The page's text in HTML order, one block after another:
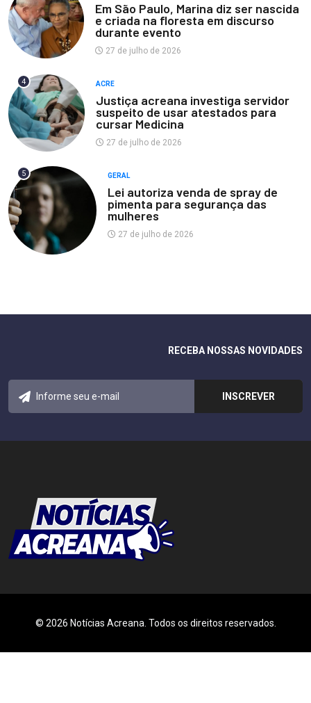
Em São Paulo, Marina diz ser nascida
e criada na floresta em discurso
durante evento
27 de julho de 2026
4 ACRE
Justiça acreana investiga servidor
suspeito de usar atestados para
cursar Medicina
27 de julho de 2026
5 GERAL
Lei autoriza venda de spray de
pimenta para segurança das
mulheres
27 de julho de 2026
RECEBA NOSSAS NOVIDADES
© 2026 Notícias Acreana. Todos os direitos reservados.